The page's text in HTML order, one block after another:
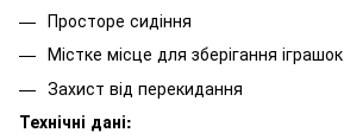
Просторе сидіння
Містке місце для зберігання іграшок
Захист від перекидання
Технічні дані: